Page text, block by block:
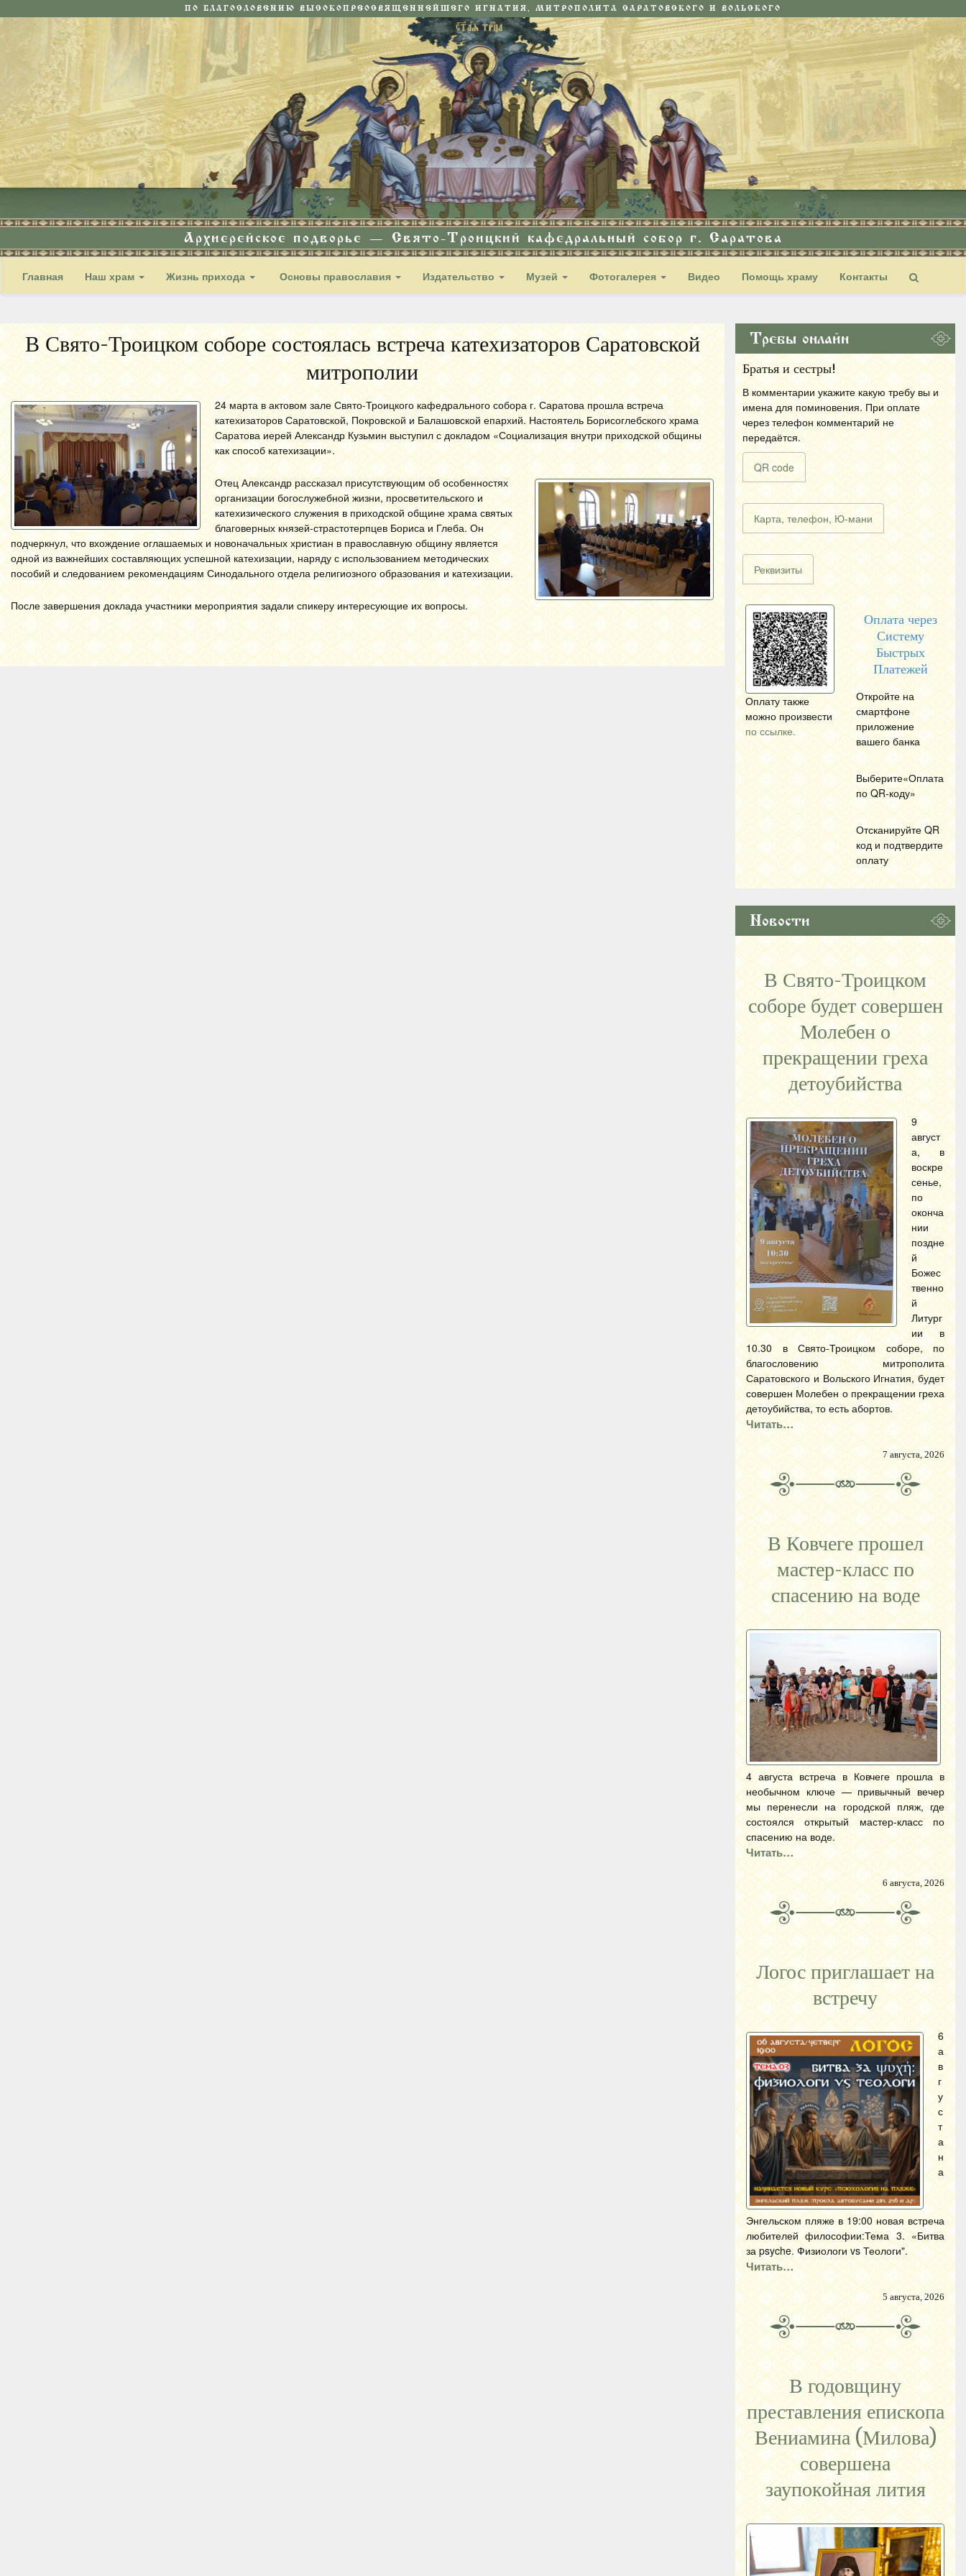
ПО БЛАГОСЛОВЕНИЮ ВЫСОКОПРЕОСВЯЩЕННЕЙШЕГО ИГНАТИЯ, МИТРОПОЛИТА САРАТОВСКОГО И ВОЛЬСКОГО
Архиерейское подворье — Свято-Троицкий кафедральный собор г. Саратова
Главная Наш храм Жизнь прихода Основы православия Издательство Музей Фотогалерея Видео Помощь храму Контакты
В Свято-Троицком соборе состоялась встреча катехизаторов Саратовской
митрополии
24 марта в актовом зале Свято-Троицкого кафедрального собора г. Саратова прошла встреча
катехизаторов Саратовской, Покровской и Балашовской епархий. Настоятель Борисоглебского храма
Саратова иерей Александр Кузьмин выступил с докладом «Социализация внутри приходской общины
как способ катехизации».
Отец Александр рассказал присутствующим об особенностях
организации богослужебной жизни, просветительского и
катехизического служения в приходской общине храма святых
благоверных князей-страстотерпцев Бориса и Глеба. Он
подчеркнул, что вхождение оглашаемых и новоначальных христиан в православную общину является
одной из важнейших составляющих успешной катехизации, наряду с использованием методических
пособий и следованием рекомендациям Синодального отдела религиозного образования и катехизации.
После завершения доклада участники мероприятия задали спикеру интересующие их вопросы.
Требы онлайн
Братья и сестры!
В комментарии укажите какую требу вы и
имена для поминовения. При оплате
через телефон комментарий не
передаётся.
QR code
Карта, телефон, Ю-мани
Реквизиты
Оплату также
можно произвести
по ссылке.
Оплата через
Систему
Быстрых
Платежей
Откройте на
смартфоне
приложение
вашего банка
Выберите«Оплата
по QR-коду»
Отсканируйте QR
код и подтвердите
оплату
Новости
В Свято-Троицком
соборе будет совершен
Молебен о
прекращении греха
детоубийства
9
август
а, в
воскре
сенье,
по
оконча
нии
поздне
й
Божес
твенно
й
Литург
ии в
10.30 в Свято-Троицком соборе, по
благословению митрополита
Саратовского и Вольского Игнатия, будет
совершен Молебен о прекращении греха
детоубийства, то есть абортов.
Читать…
7 августа, 2026
В Ковчеге прошел
мастер-класс по
спасению на воде
4 августа встреча в Ковчеге прошла в
необычном ключе — привычный вечер
мы перенесли на городской пляж, где
состоялся открытый мастер-класс по
спасению на воде.
Читать…
6 августа, 2026
Логос приглашает на
встречу
6
а
в
г
у
с
т
а
н
а
Энгельском пляже в 19:00 новая встреча
любителей философии:Тема 3. «Битва
за psyche. Физиологи vs Теологи".
Читать…
5 августа, 2026
В годовщину
преставления епископа
Вениамина (Милова)
совершена
заупокойная лития